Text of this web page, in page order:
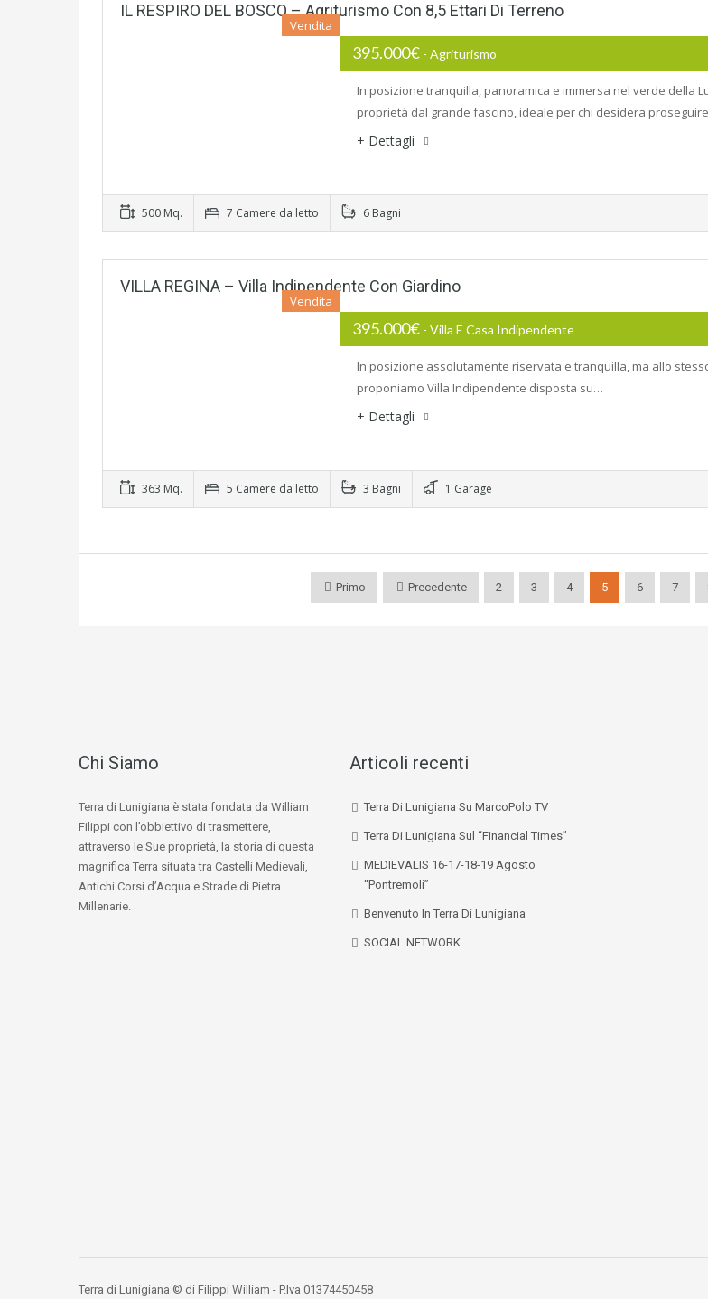
IL RESPIRO DEL BOSCO – Agriturismo Con 8,5 Ettari Di Terreno
Vendita
395.000€ - Agriturismo
In posizione tranquilla, panoramica e immersa nel verde della
proprietà dal grande fascino, ideale per chi desidera
+ Dettagli
500 Mq. 7 Camere da letto 6 Bagni
VILLA REGINA – Villa Indipendente Con Giardino
Vendita
395.000€ - Villa E Casa Indipendente
In posizione assolutamente riservata e tranquilla, ma allo
proponiamo Villa Indipendente disposta su…
+ Dettagli
363 Mq. 5 Camere da letto 3 Bagni 1 Garage
Primo Precedente 2 3 4 5 6 7
Chi Siamo
Terra di Lunigiana è stata fondata da William
Filippi con l’obbiettivo di trasmettere,
attraverso le Sue proprietà, la storia di questa
magnifica Terra situata tra Castelli Medievali,
Antichi Corsi d’Acqua e Strade di Pietra
Millenarie.
Articoli recenti
Terra Di Lunigiana Su MarcoPolo TV
Terra Di Lunigiana Sul “Financial Times”
MEDIEVALIS 16-17-18-19 Agosto
“Pontremoli”
Benvenuto In Terra Di Lunigiana
SOCIAL NETWORK
Terra di Lunigiana © di Filippi William - P.Iva 01374450458